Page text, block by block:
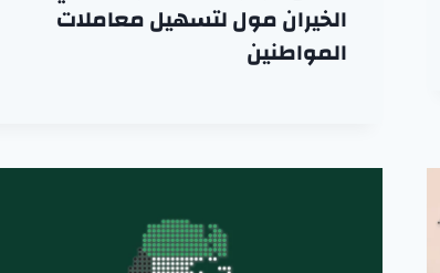
الخيران مول لتسهيل معاملات
المواطنين